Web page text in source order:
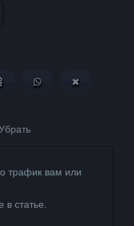
ВКонтакте
Поделиться в
Поделиться в
трафик вам или
статье.